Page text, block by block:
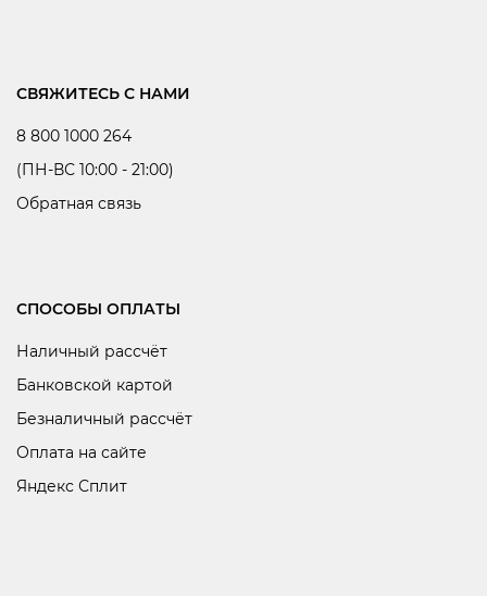
СВЯЖИТЕСЬ С НАМИ
8 800 1000 264
(ПН-ВС 10:00 - 21:00)
Обратная связь
СПОСОБЫ ОПЛАТЫ
Наличный рассчёт
Банковской картой
Безналичный рассчёт
Оплата на сайте
Яндекс Сплит